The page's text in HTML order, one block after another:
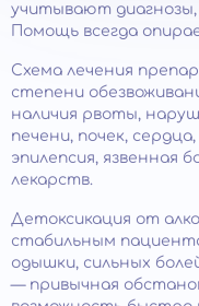
учитывают
Помощь всегда
Схема лечения
степени
наличия рвоты,
печени, почек,
эпилепсия, язвенная
лекарств.
Детоксикация от
стабильным
одышки, сильных
— привычная